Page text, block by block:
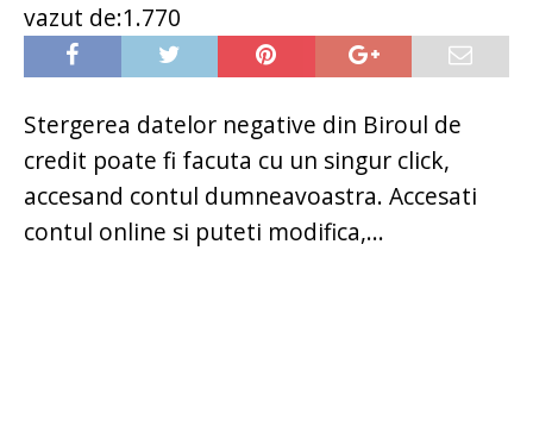
vazut de:1.770
Stergerea datelor negative din Biroul de
credit poate fi facuta cu un singur click,
accesand contul dumneavoastra. Accesati
contul online si puteti modifica,...